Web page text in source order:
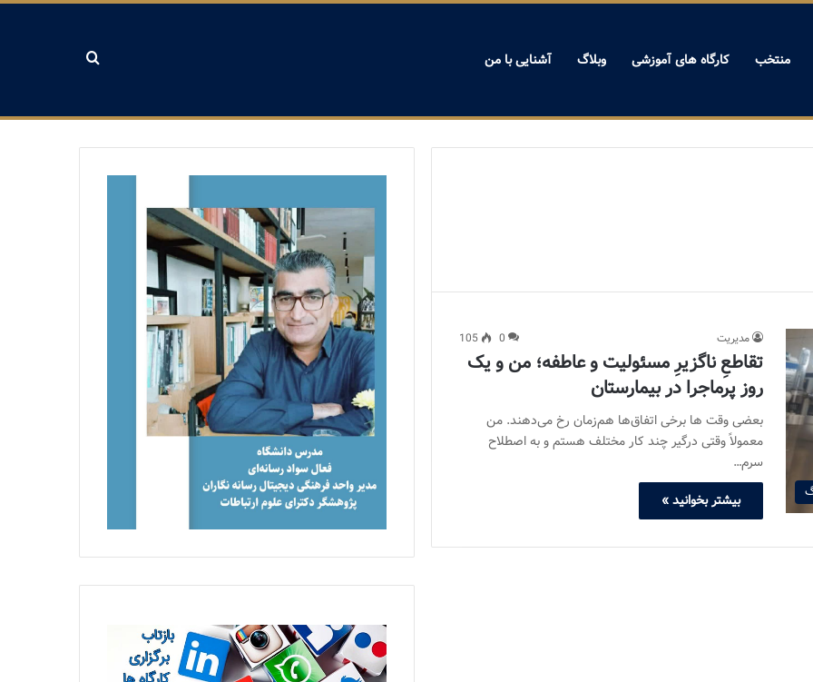
منتخب کارگاه های آموزشی وبلاگ آشنایی با من
مدیریت 0
105
تقاطعِ ناگزیرِ مسئولیت و عاطفه؛ من و یک
روز پرماجرا در بیمارستان
بعضی وقت ها برخی اتفاق‌ها هم‌زمان رخ می‌دهند. من
معمولاً وقتی درگیر چند کار مختلف هستم و به اصطلاح
سرم…
بیشتر بخوانید »